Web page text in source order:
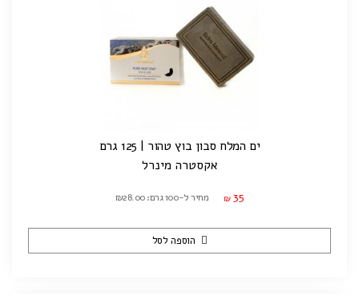
ים המלח סבון בוץ טהור | 125 גרם
אקסטרה מינרל
₪ 35 מחיר ל-100 גרם: ₪28.00
הוספה לסל